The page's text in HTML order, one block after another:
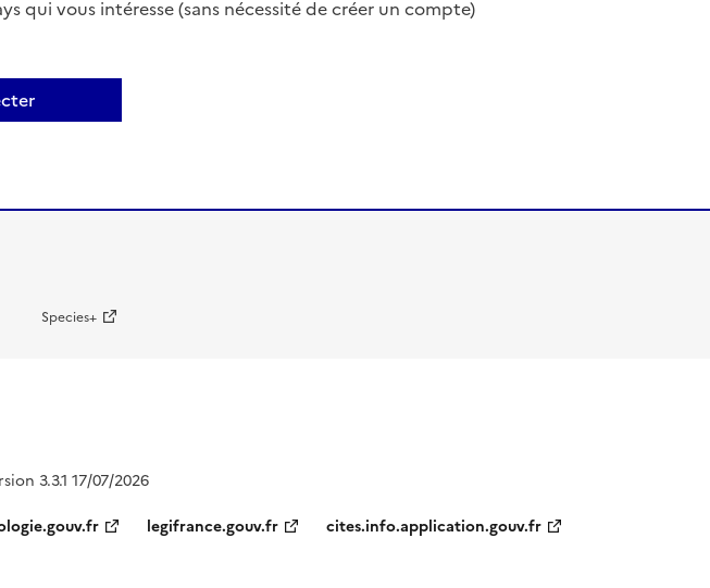
qui vous intéresse (sans nécessité de créer un compte)
Species+
3.3.1 17/07/2026
legifrance.gouv.fr cites.info.application.gouv.fr